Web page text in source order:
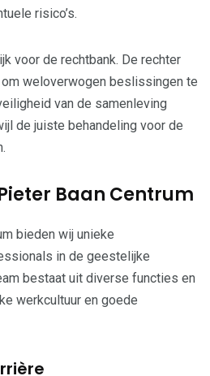
risico’s.
voor de rechtbank. De rechter
weloverwogen beslissingen te
van de samenleving
de juiste behandeling voor de
Baan Centrum
bieden wij unieke
in de geestelijke
bestaat uit diverse functies en
werkcultuur en goede